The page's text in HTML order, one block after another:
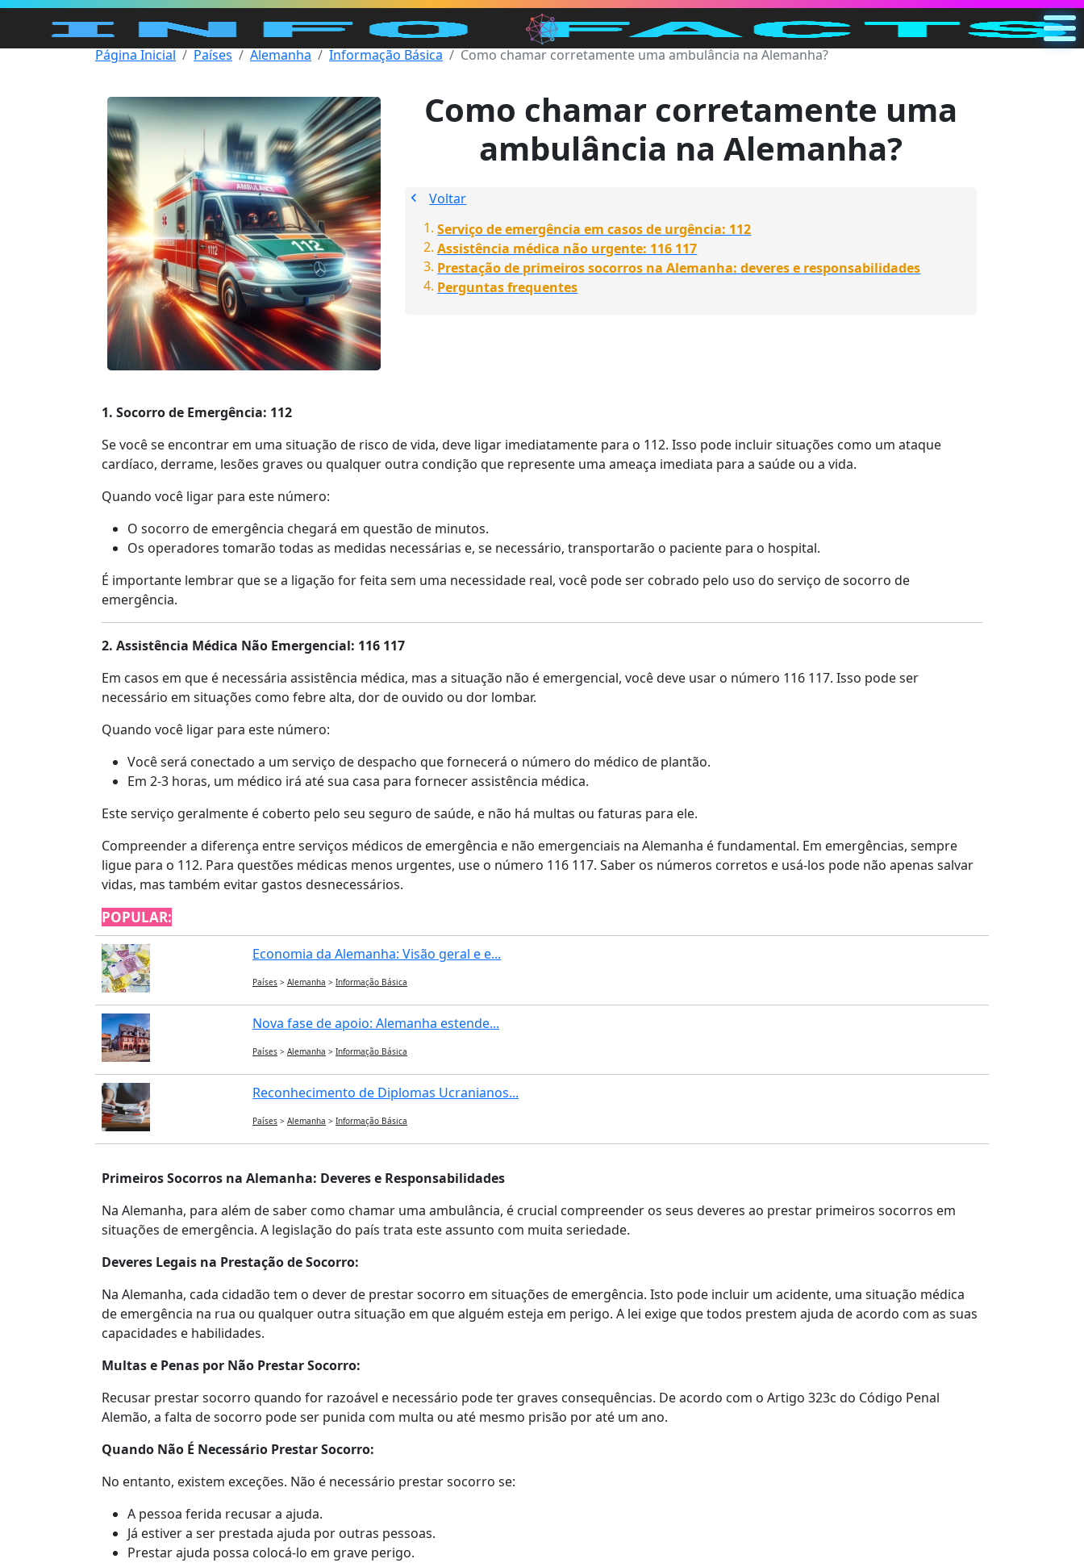
Pesquisar
Categorias
Página Inicial Países Alemanha Informação Básica Como chamar corretamente uma ambulância na Alemanha?
Como chamar corretamente uma
ambulância na Alemanha?
Voltar
Serviço de emergência em casos de urgência: 112
Assistência médica não urgente: 116 117
Prestação de primeiros socorros na Alemanha: deveres e responsabilidades
Perguntas frequentes
1. Socorro de Emergência: 112
Se você se encontrar em uma situação de risco de vida, deve ligar imediatamente para o 112. Isso pode incluir situações como um ataque
cardíaco, derrame, lesões graves ou qualquer outra condição que represente uma ameaça imediata para a saúde ou a vida.
Quando você ligar para este número:
O socorro de emergência chegará em questão de minutos.
Os operadores tomarão todas as medidas necessárias e, se necessário, transportarão o paciente para o hospital.
É importante lembrar que se a ligação for feita sem uma necessidade real, você pode ser cobrado pelo uso do serviço de socorro de
emergência.
2. Assistência Médica Não Emergencial: 116 117
Em casos em que é necessária assistência médica, mas a situação não é emergencial, você deve usar o número 116 117. Isso pode ser
necessário em situações como febre alta, dor de ouvido ou dor lombar.
Quando você ligar para este número:
Você será conectado a um serviço de despacho que fornecerá o número do médico de plantão.
Em 2-3 horas, um médico irá até sua casa para fornecer assistência médica.
Este serviço geralmente é coberto pelo seu seguro de saúde, e não há multas ou faturas para ele.
Compreender a diferença entre serviços médicos de emergência e não emergenciais na Alemanha é fundamental. Em emergências, sempre
ligue para o 112. Para questões médicas menos urgentes, use o número 116 117. Saber os números corretos e usá-los pode não apenas salvar
vidas, mas também evitar gastos desnecessários.
POPULAR:
Economia da Alemanha: Visão geral e e...
Países > Alemanha > Informação Básica
Nova fase de apoio: Alemanha estende...
Países > Alemanha > Informação Básica
Reconhecimento de Diplomas Ucranianos...
Países > Alemanha > Informação Básica
Primeiros Socorros na Alemanha: Deveres e Responsabilidades
Na Alemanha, para além de saber como chamar uma ambulância, é crucial compreender os seus deveres ao prestar primeiros socorros em
situações de emergência. A legislação do país trata este assunto com muita seriedade.
Deveres Legais na Prestação de Socorro:
Na Alemanha, cada cidadão tem o dever de prestar socorro em situações de emergência. Isto pode incluir um acidente, uma situação médica
de emergência na rua ou qualquer outra situação em que alguém esteja em perigo. A lei exige que todos prestem ajuda de acordo com as suas
capacidades e habilidades.
Multas e Penas por Não Prestar Socorro:
Recusar prestar socorro quando for razoável e necessário pode ter graves consequências. De acordo com o Artigo 323c do Código Penal
Alemão, a falta de socorro pode ser punida com multa ou até mesmo prisão por até um ano.
Quando Não É Necessário Prestar Socorro:
No entanto, existem exceções. Não é necessário prestar socorro se:
A pessoa ferida recusar a ajuda.
Já estiver a ser prestada ajuda por outras pessoas.
Prestar ajuda possa colocá-lo em grave perigo.